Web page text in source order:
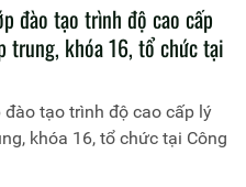
đào tạo trình độ cao cấp
trung, khóa 16, tổ chức tại
tạo trình độ cao cấp lý
khóa 16, tổ chức tại Công